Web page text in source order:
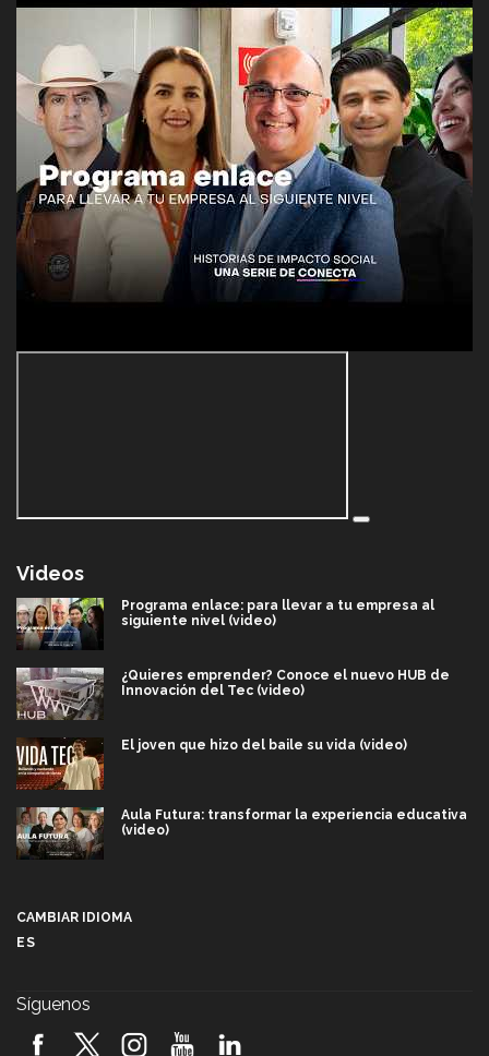
Videos
Programa enlace: para llevar a tu empresa al
siguiente nivel (video)
¿Quieres emprender? Conoce el nuevo HUB de
Innovación del Tec (video)
El joven que hizo del baile su vida (video)
Aula Futura: transformar la experiencia educativa
(video)
2026! (video)
CAMBIAR IDIOMA
ES
Síguenos